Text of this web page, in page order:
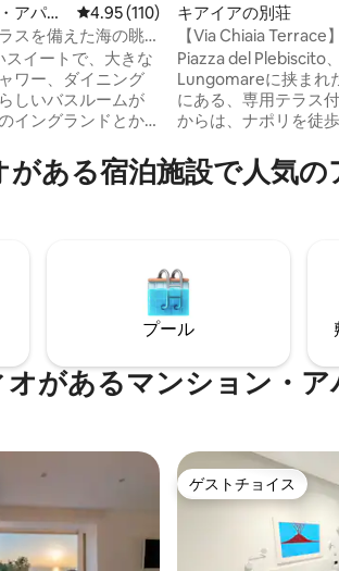
均評価
アパー
レビュー110件、5つ星中4.95つ星
4.95 (110)
スを備えた海の眺
イートで、大きな
ワー、ダイニング
しいバスルームが
イングランドとか
ンは中心部で、テ
らしいです。 エア
の一部で、入ると
す。 エレベーター
いて上がる必要が
キアイアの別荘
【Via Chiaia
まで徒歩で行こう
Piazza del Plebiscito
Lungomareに挟まれ
にある、専用テラス
からは、ナポリを徒
素晴らしいロケーシ
が融合しています。
市内中心部で快適さ
カップルや小さなグ
ある宿泊施設で人気
プール
があるマンション・ア
スです。 ゲストチョイス
ゲストチョイス